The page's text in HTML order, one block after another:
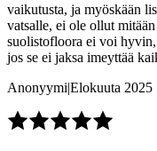
vaikutusta, ja myöskään
vatsalle, ei ole ollut
suolistofloora ei voi
jos se ei jaksa imeyttää
Anonyymi|Elokuuta 2025